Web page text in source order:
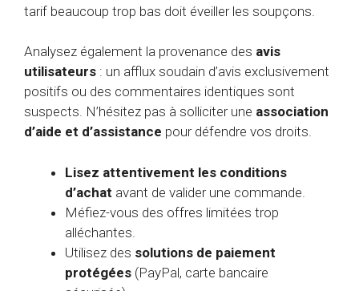
tarif beaucoup trop bas doit éveiller les soupçons.
Analysez également la provenance des avis
utilisateurs : un afflux soudain d’avis exclusivement
positifs ou des commentaires identiques sont
suspects. N’hésitez pas à solliciter une association
d’aide et d’assistance pour défendre vos droits.
Lisez attentivement les conditions
d’achat avant de valider une commande.
Méfiez-vous des offres limitées trop
alléchantes.
Utilisez des solutions de paiement
protégées (PayPal, carte bancaire